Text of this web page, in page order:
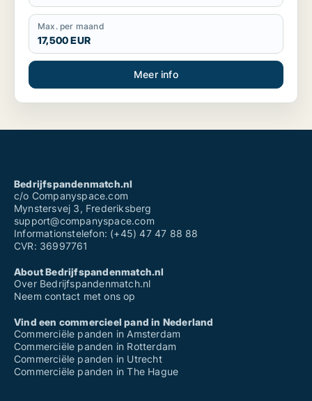
Max. per maand
17,500 EUR
Meer info
Bedrijfspandenmatch.nl
c/o Companyspace.com
Mynstersvej 3, Frederiksberg
support@companyspace.com
Informationstelefon: (+45) 47 47 88 88
CVR: 36997761
About Bedrijfspandenmatch.nl
Over Bedrijfspandenmatch.nl
Neem contact met ons op
Vind een commercieel pand in Nederland
Commerciële panden in Amsterdam
Commerciële panden in Rotterdam
Commerciële panden in Utrecht
Commerciële panden in The Hague